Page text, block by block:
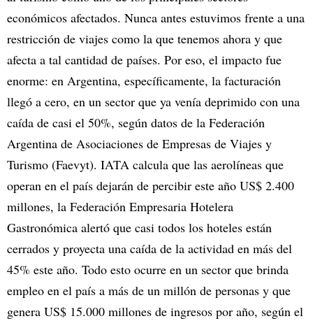
económicos afectados. Nunca antes estuvimos frente a una
restricción de viajes como la que tenemos ahora y que
afecta a tal cantidad de países. Por eso, el impacto fue
enorme: en Argentina, específicamente, la facturación
llegó a cero, en un sector que ya venía deprimido con una
caída de casi el 50%, según datos de la Federación
Argentina de Asociaciones de Empresas de Viajes y
Turismo (Faevyt). IATA calcula que las aerolíneas que
operan en el país dejarán de percibir este año US$ 2.400
millones, la Federación Empresaria Hotelera
Gastronómica alertó que casi todos los hoteles están
cerrados y proyecta una caída de la actividad en más del
45% este año. Todo esto ocurre en un sector que brinda
empleo en el país a más de un millón de personas y que
genera US$ 15.000 millones de ingresos por año, según el